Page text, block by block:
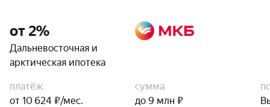
от 2%
Дальневосточная и
арктическая ипотека
платёж
от 10 624 ₽/мес.
сумма
до 9 млн ₽